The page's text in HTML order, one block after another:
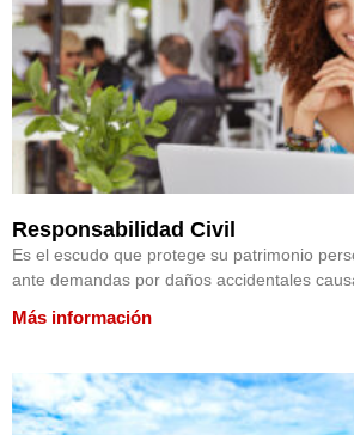
Responsabilidad Civil
Es el escudo que protege su patrimonio
ante demandas por daños accidentales
Más información